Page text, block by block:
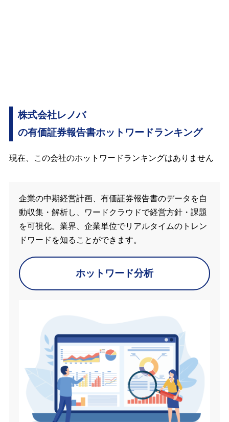
株式会社レノバ
の有価証券報告書ホットワードランキング
現在、この会社のホットワードランキングはありません
企業の中期経営計画、有価証券報告書のデータを自
動収集・解析し、ワードクラウドで経営方針・課題
を可視化。業界、企業単位でリアルタイムのトレン
ドワードを知ることができます。
ホットワード分析